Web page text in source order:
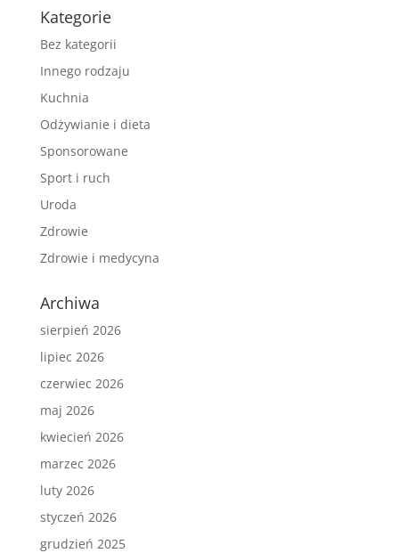
Kategorie
Bez kategorii
Innego rodzaju
Kuchnia
Odżywianie i dieta
Sponsorowane
Sport i ruch
Uroda
Zdrowie
Zdrowie i medycyna
Archiwa
sierpień 2026
lipiec 2026
czerwiec 2026
maj 2026
kwiecień 2026
marzec 2026
luty 2026
styczeń 2026
grudzień 2025